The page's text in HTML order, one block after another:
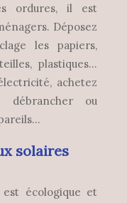
ordures, il est
Déposez
les papiers,
plastiques…
achetez
débrancher ou
solaires
écologique et